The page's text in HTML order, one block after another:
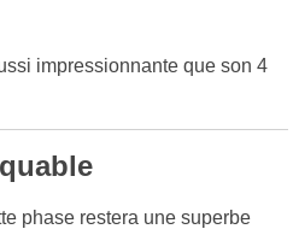
impressionnante que son 4
phase restera une superbe